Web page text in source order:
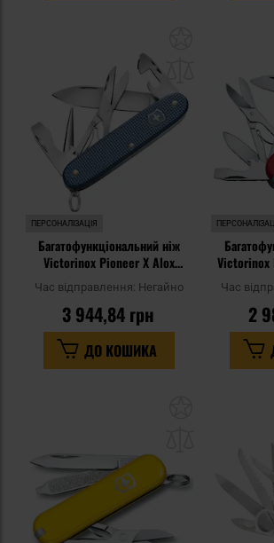
уподобань
ПЕРСОНАЛІЗАЦІЯ
Багатофункціональний ніж
Victorinox Pioneer X Alox
Limited Edition 2026 - Glacial
Blue
Час відправлення: Негайно
3 944,84 грн
ДО КОШИКА
Victorinox
Час
2